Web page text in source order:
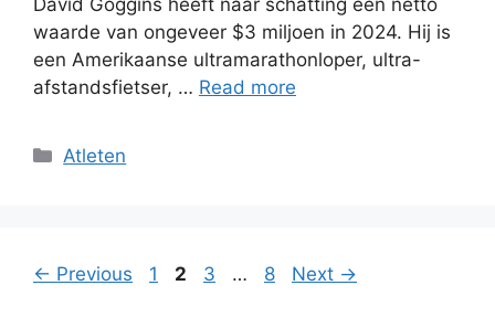
David Goggins heeft naar schatting een netto
waarde van ongeveer $3 miljoen in 2024. Hij is
een Amerikaanse ultramarathonloper, ultra-
afstandsfietser, … Read more
Categories
Atleten
← Previous Page
1 Page
2 Page
3 … Page
8 Next →